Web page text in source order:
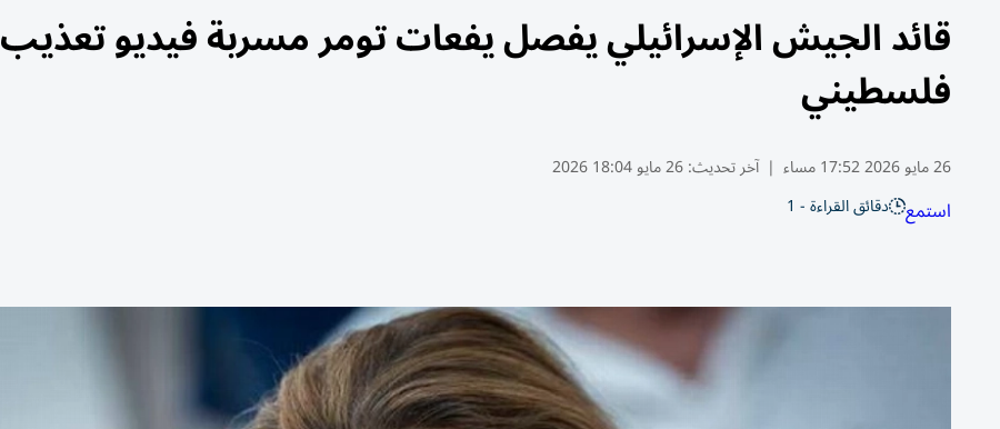
قائد الجيش الإسرائيلي يفصل يفعات تومر مسربة فيديو تعذيب
فلسطيني
26 مايو 2026 17:52 مساء | آخر تحديث:26 مايو 18:04 2026
استمع دقائق القراءة - 1